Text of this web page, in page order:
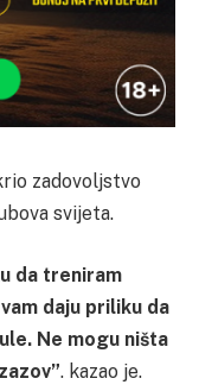
zadovoljstvo
svijeta.
da treniram
daju priliku da
Ne mogu ništa
. kazao je.